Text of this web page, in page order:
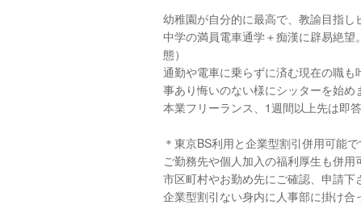
幼稚園が自分的に最高で、教諭目指
中学の満員電車通学＋痴漢に辟易絶
態）
通勤や電車に乗らずに済む現在の職
事あり悔いのない様にシッターを始め
本業フリーランス、1週間以上先は即
＊東京BS利用と企業型割引併用可能で
ご勤務先や個人加入の福利厚生も併用
市区町村やお勤め先にご確認、申請下
企業型割引ない身内に人事部に掛け